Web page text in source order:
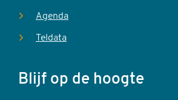
Agenda
Teldata
Blijf op de hoogte